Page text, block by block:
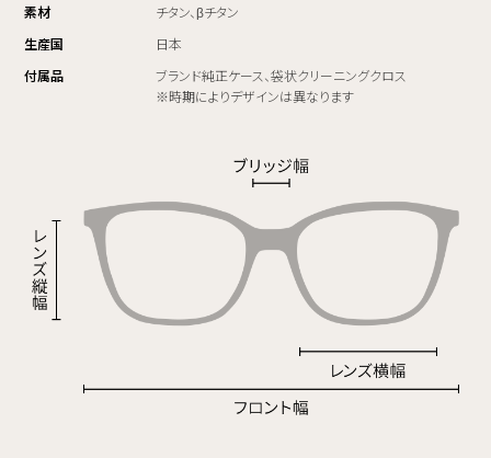
素材
チタン、βチタン
生産国
日本
付属品
ブランド純正ケース、袋状クリーニングクロス
※時期によりデザインは異なります